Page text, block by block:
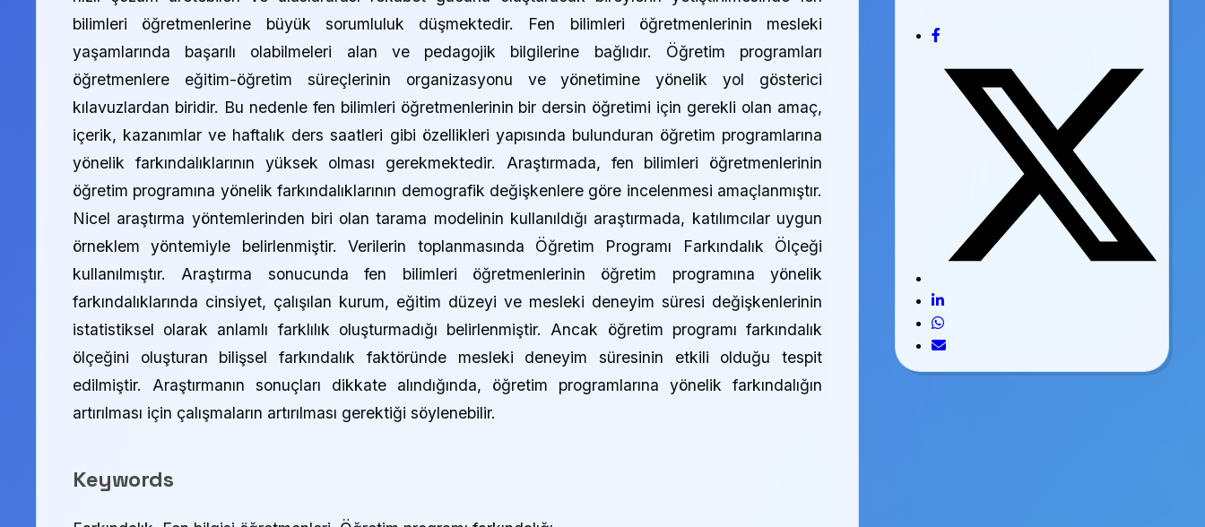
bilimleri öğretmenlerine büyük sorumluluk düşmektedir. Fen bilimleri öğretmenlerinin mesleki
yaşamlarında başarılı olabilmeleri alan ve pedagojik bilgilerine bağlıdır. Öğretim programları
öğretmenlere eğitim-öğretim süreçlerinin organizasyonu ve yönetimine yönelik yol gösterici
kılavuzlardan biridir. Bu nedenle fen bilimleri öğretmenlerinin bir dersin öğretimi için gerekli olan amaç,
içerik, kazanımlar ve haftalık ders saatleri gibi özellikleri yapısında bulunduran öğretim programlarına
yönelik farkındalıklarının yüksek olması gerekmektedir. Araştırmada, fen bilimleri öğretmenlerinin
öğretim programına yönelik farkındalıklarının demografik değişkenlere göre incelenmesi amaçlanmıştır.
Nicel araştırma yöntemlerinden biri olan tarama modelinin kullanıldığı araştırmada, katılımcılar uygun
örneklem yöntemiyle belirlenmiştir. Verilerin toplanmasında Öğretim Programı Farkındalık Ölçeği
kullanılmıştır. Araştırma sonucunda fen bilimleri öğretmenlerinin öğretim programına yönelik
farkındalıklarında cinsiyet, çalışılan kurum, eğitim düzeyi ve mesleki deneyim süresi değişkenlerinin
istatistiksel olarak anlamlı farklılık oluşturmadığı belirlenmiştir. Ancak öğretim programı farkındalık
ölçeğini oluşturan bilişsel farkındalık faktöründe mesleki deneyim süresinin etkili olduğu tespit
edilmiştir. Araştırmanın sonuçları dikkate alındığında, öğretim programlarına yönelik farkındalığın
artırılması için çalışmaların artırılması gerektiği söylenebilir.
Keywords